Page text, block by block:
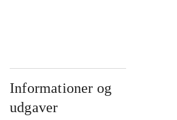
Informationer og
udgaver